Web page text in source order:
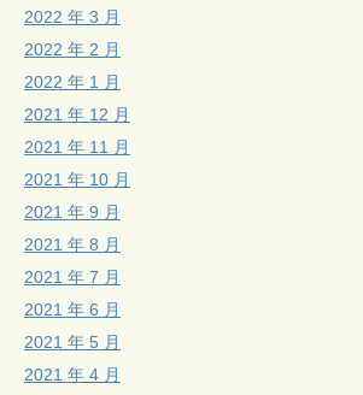
2022 年 3 月
2022 年 2 月
2022 年 1 月
2021 年 12 月
2021 年 11 月
2021 年 10 月
2021 年 9 月
2021 年 8 月
2021 年 7 月
2021 年 6 月
2021 年 5 月
2021 年 4 月